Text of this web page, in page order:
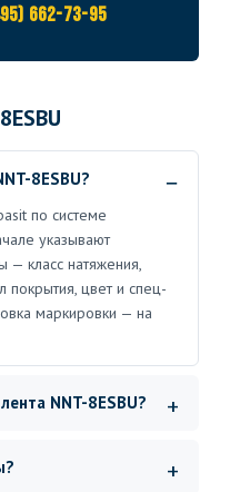
662-73-95
8ESBU?
по системе
указывают
— класс натяжения,
цвет и спец-
маркировки — на
NNT-8ESBU?